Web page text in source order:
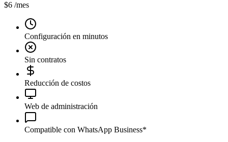
$6 /mes
Configuración en minutos
Sin contratos
Reducción de costos
Web de administración
Compatible con WhatsApp Business*